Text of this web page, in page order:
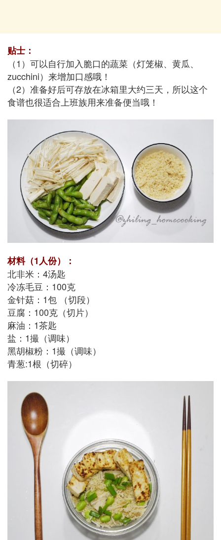
贴士：
（1）可以自行加入脆口的蔬菜（灯笼椒、黄瓜、
zucchini）来增加口感哦！
（2）准备好后可存放在冰箱里大约三天，所以这个
食谱也很适合上班族用来准备便当哦！
材料（1人份）：
北非米：4汤匙
冷冻毛豆：100克
金针菇：1包 （切段）
豆腐：100克（切片）
麻油：1茶匙
盐：1撮（调味）
黑胡椒粉：1撮（调味）
青葱:1根（切碎）